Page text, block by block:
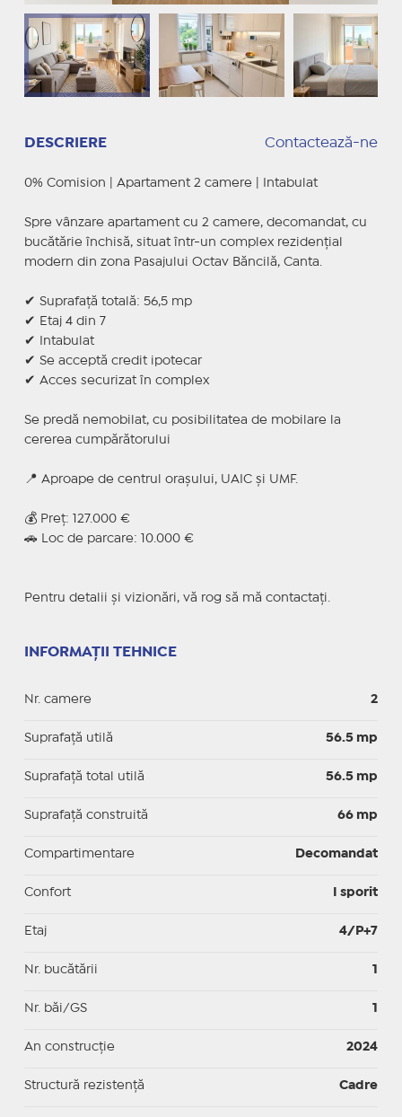
DESCRIERE Contactează-ne
0% Comision | Apartament 2 camere | Intabulat
Spre vânzare apartament cu 2 camere, decomandat, cu
bucătărie închisă, situat într-un complex rezidențial
modern din zona Pasajului Octav Băncilă, Canta.
✔ Suprafață totală: 56,5 mp
✔ Etaj 4 din 7
✔ Intabulat
✔ Se acceptă credit ipotecar
✔ Acces securizat în complex
Se predă nemobilat, cu posibilitatea de mobilare la
cererea cumpărătorului
📍 Aproape de centrul orașului, UAIC și UMF.
💰 Preț: 127.000 €
🚗 Loc de parcare: 10.000 €
Pentru detalii și vizionări, vă rog să mă contactați.
INFORMAȚII TEHNICE
Nr. camere 2
Suprafaţă utilă 56.5 mp
Suprafaţă total utilă 56.5 mp
Suprafaţă construită 66 mp
Compartimentare Decomandat
Confort I sporit
Etaj 4/P+7
Nr. bucătării 1
Nr. băi/GS 1
An construcție 2024
Structură rezistență Cadre